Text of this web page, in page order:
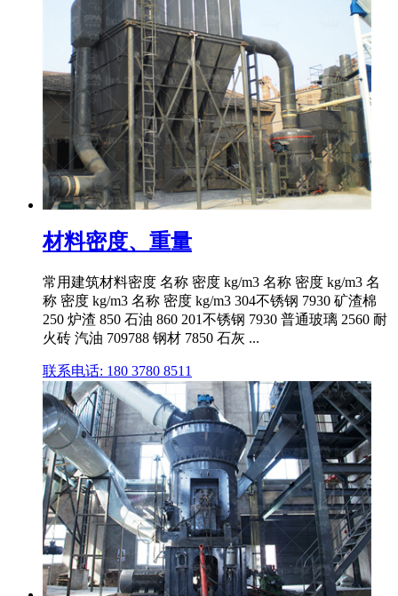
材料密度、重量
常用建筑材料密度 名称 密度 kg/m3 名称 密度 kg/m3 名
称 密度 kg/m3 名称 密度 kg/m3 304不锈钢 7930 矿渣棉
250 炉渣 850 石油 860 201不锈钢 7930 普通玻璃 2560 耐
火砖 汽油 709788 钢材 7850 石灰 ...
联系电话: 180 3780 8511